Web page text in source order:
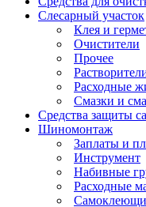
Слесарный участок
Клея и
Очистители
Прочее
Расходные
Смазки и
Средства защиты
Шиномонтаж
Заплаты и
Инструмент
Набивные
Расходные